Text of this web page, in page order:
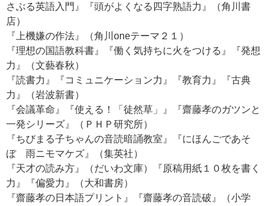
さぶる英語入門』『頭がよくなる四字熟語力』（角川書
店）
『上機嫌の作法』（角川oneテーマ２１）
『理想の国語教科書』『働く気持ちに火をつける』『発想
力』（文藝春秋）
『読書力』『コミュニケーション力』『教育力』『古典
力』（岩波新書）
『会議革命』『使える！「徒然草」』『齋藤孝のガツンと
一発シリーズ』（ＰＨＰ研究所）
『ちびまる子ちゃんの音読暗誦教室』『にほんごであそ
ぼ 雨ニモマケズ』（集英社）
『天才の読み方』（だいわ文庫）『原稿用紙１０枚を書く
力』『偏愛力』（大和書房）
『齋藤孝の日本語プリント』『齋藤孝の音読破』（小学